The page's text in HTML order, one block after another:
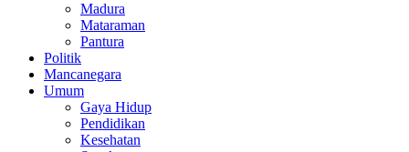
Madura
Mataraman
Pantura
Politik
Mancanegara
Umum
Gaya Hidup
Pendidikan
Kesehatan